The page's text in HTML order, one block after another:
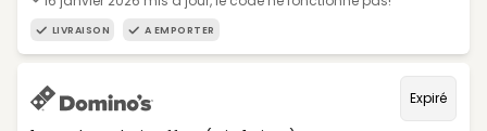
LIVRAISON A EMPORTER
Expiré